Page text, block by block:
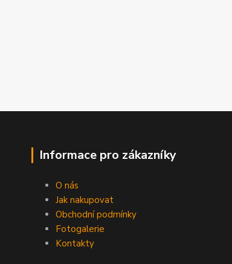
Informace pro zákazníky
O nás
Jak nakupovat
Obchodní podmínky
Fotogalerie
Kontakty